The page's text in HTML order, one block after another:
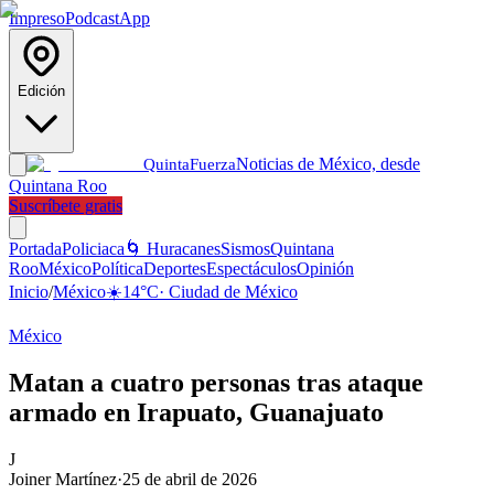
ImpresoPodcastApp
Edición
QuintaFuerzaNoticias de México, desde
Quintana Roo
Suscríbete gratis
PortadaPoliciaca 🌀 HuracanesSismosQuintana
RooMéxicoPolíticaDeportesEspectáculosOpinión
Inicio/México☀️14°C· Ciudad de México
México
Matan a cuatro personas tras ataque
armado en Irapuato, Guanajuato
J
Joiner Martínez·25 de abril de 2026